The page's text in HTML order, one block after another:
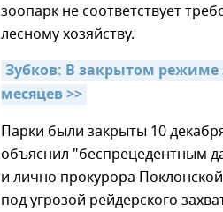
зоопарк не соответствует
лесному хозяйству.
Зубков: В закрытом режиме
месяцев >>
Парки были закрыты 10
объяснил "беспрецедентным
и лично прокурора
под угрозой рейдерского